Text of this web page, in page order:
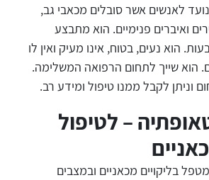
לאנשים אשר סובלים מכאבי גב,
ואיברים פנימיים. הוא מתבצע
הוא נעים, בטוח, אינו מעיק ואין לו
הוא שייך לתחום הרפואה המשלימה.
וניתן לקבל ממנו טיפול ומידע רב.
– לטיפול
בליקויים מכאניים ובמצבים